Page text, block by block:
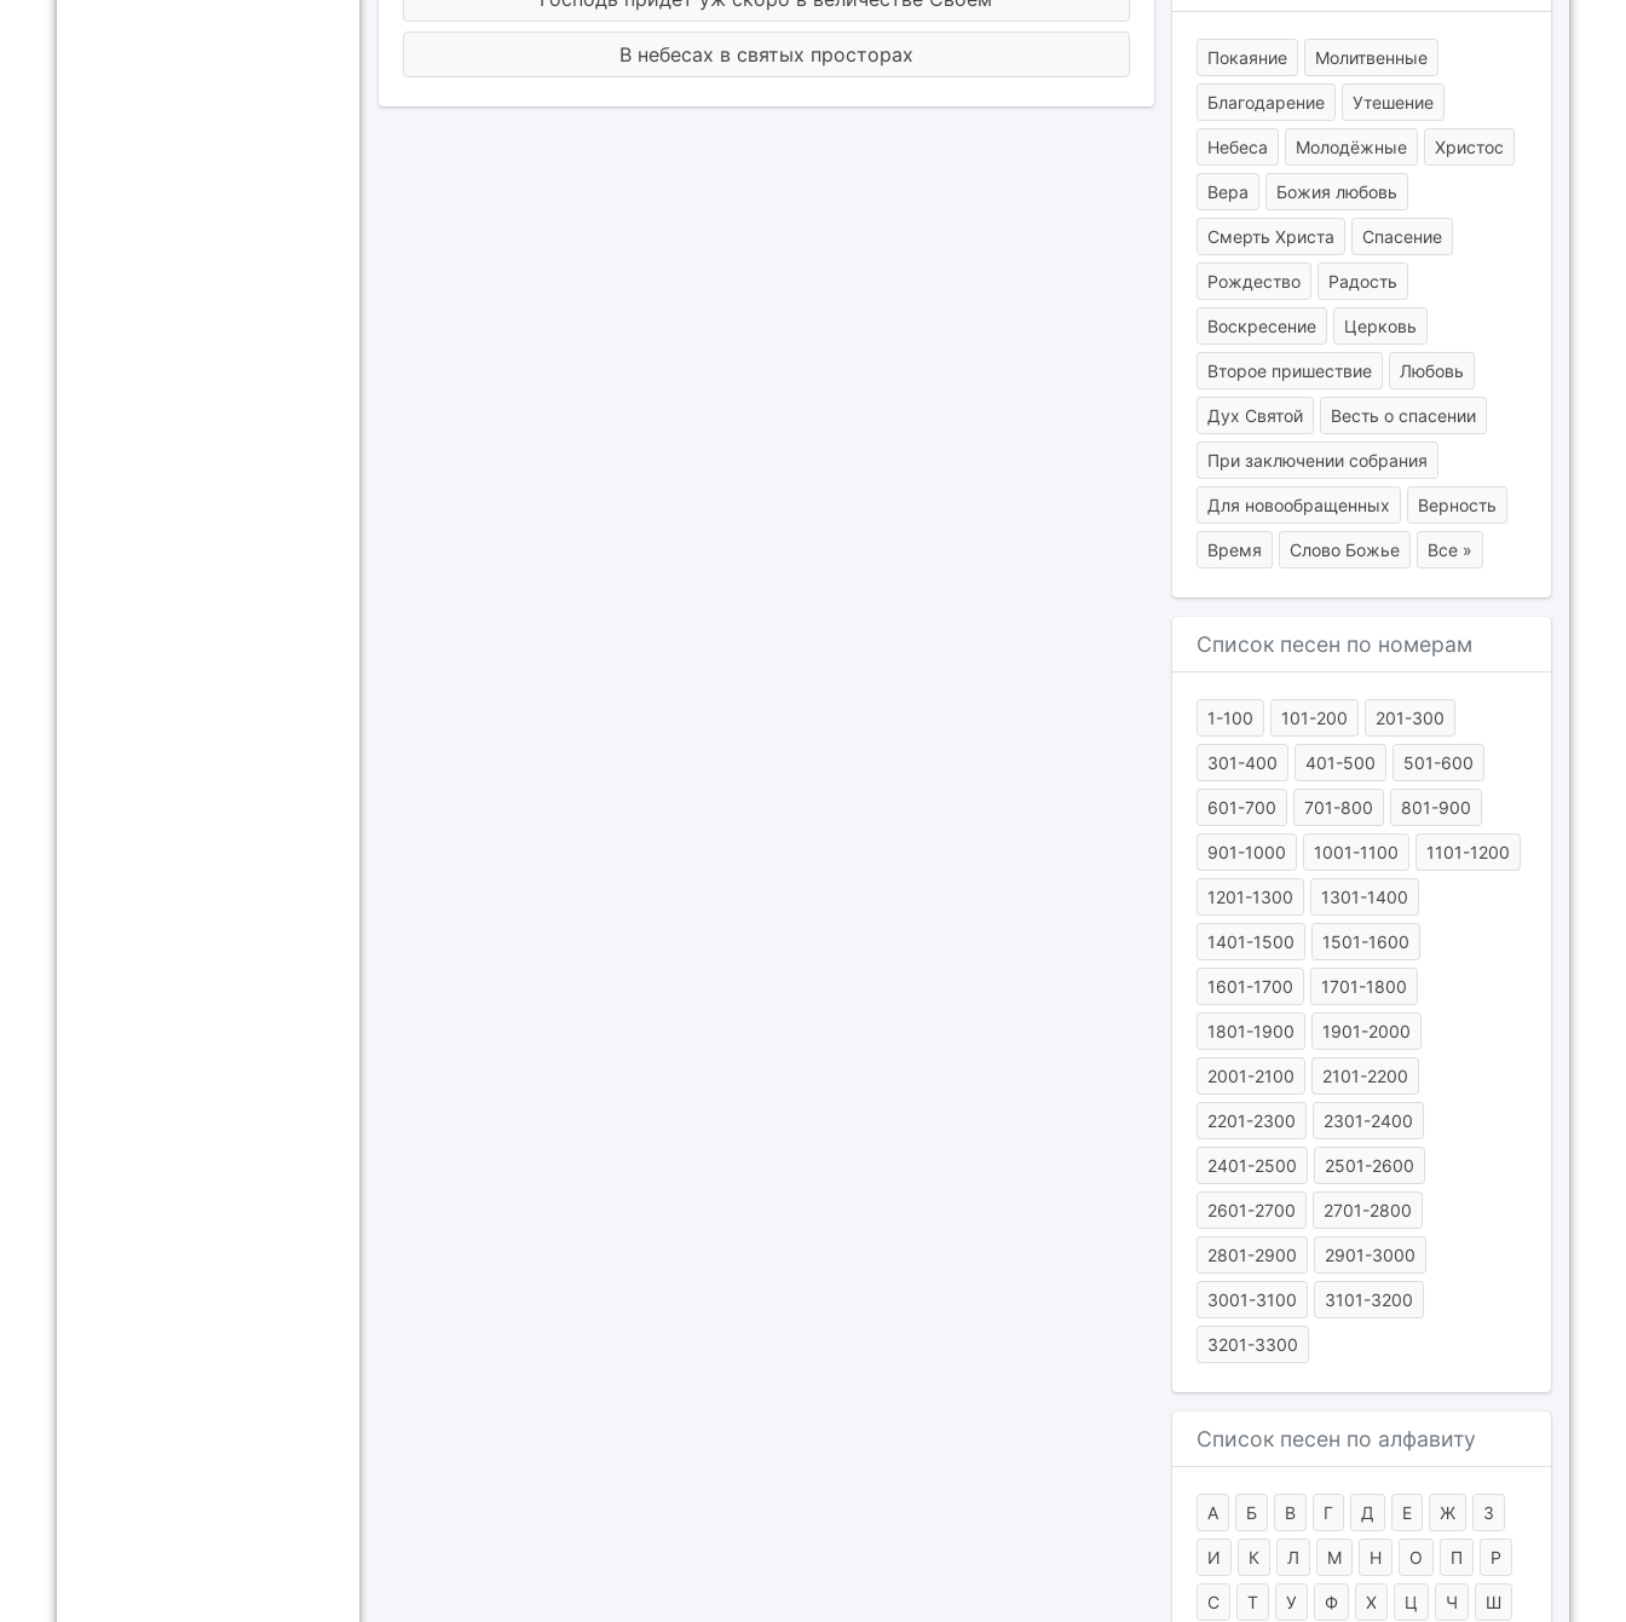
В небесах в святых просторах Покаяние Молитвенные
Благодарение Утешение
Небеса Молодёжные Христос
Вера Божия любовь
Смерть Христа Спасение
Рождество Радость
Воскресение Церковь
Второе пришествие Любовь
Дух Святой Весть о спасении
При заключении собрания
Для новообращенных Верность
Время Слово Божье Все »
Список песен по номерам
1-100 101-200 201-300
301-400 401-500 501-600
601-700 701-800 801-900
901-1000 1001-1100 1101-1200
1201-1300 1301-1400
1401-1500 1501-1600
1601-1700 1701-1800
1801-1900 1901-2000
2001-2100 2101-2200
2201-2300 2301-2400
2401-2500 2501-2600
2601-2700 2701-2800
2801-2900 2901-3000
3001-3100 3101-3200
3201-3300
Список песен по алфавиту
А Б В Г Д Е Ж З
И К Л М Н О П Р
С Т У Ф Х Ц Ч Ш